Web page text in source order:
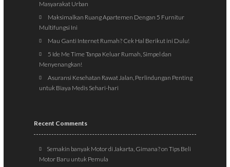
Masyarakat Urban
Maksimalkan Ruang Apartemen Dengan 5 Furnitur
Multifungsi Ini
Mau Ganti Internet Rumah? Cek Hal Berikut ini Dulu!
5 Ide Me Time Tanpa Keluar Rumah, Simpel dan
Menyenangkan!
Asuransi Kesehatan Rawat Jalan, Perlindungan Penting
untuk Biaya Medis Sehari-hari
Recent Comments
Semakin banyak Motor di Jakarta, Gimana?onTips Beli
Motor Baru untuk Pemula